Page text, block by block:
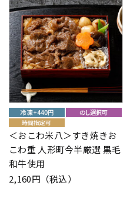
＜おこわ米八＞すき焼きお
こわ重 人形町今半厳選 黒毛
和牛使用
2,160円（税込）